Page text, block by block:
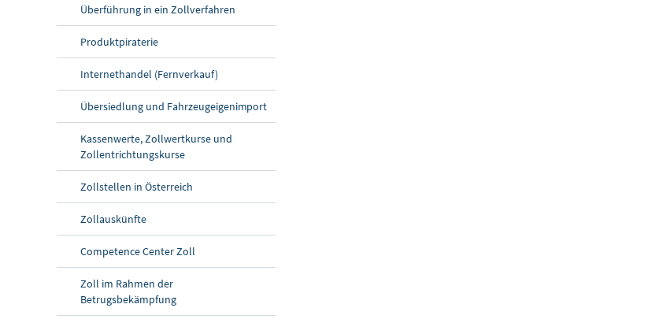
Überführung in ein Zollverfahren
Produktpiraterie
Internethandel (Fernverkauf)
Übersiedlung und Fahrzeugeigenimport
Kassenwerte, Zollwertkurse und
Zollentrichtungskurse
Zollstellen in Österreich
Zollauskünfte
Competence Center Zoll
Zoll im Rahmen der
Betrugsbekämpfung